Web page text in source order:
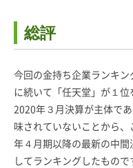
総評
今回の金持ち企業ランキ
に続いて「任天堂」が１
2020年３月決算が主体で
味されていないことから
年４月期以降の最新の中間
してランキングしたもので